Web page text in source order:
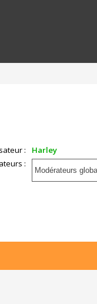
:
Harley
: